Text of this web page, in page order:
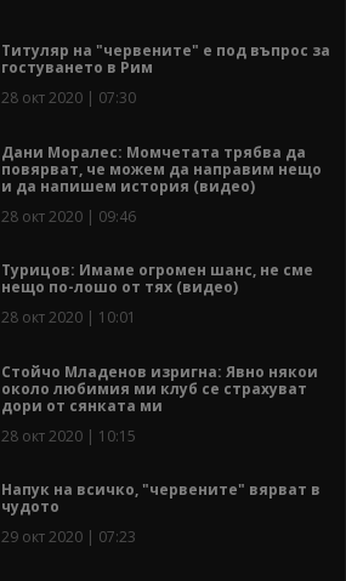
Титуляр на "червените" е под въпрос за
гостуването в Рим
28 окт 2020 | 07:30
Дани Моралес: Момчетата трябва да
повярват, че можем да направим нещо
и да напишем история (видео)
28 окт 2020 | 09:46
Турицов: Имаме огромен шанс, не сме
нещо по-лошо от тях (видео)
28 окт 2020 | 10:01
Стойчо Младенов изригна: Явно някои
около любимия ми клуб се страхуват
дори от сянката ми
28 окт 2020 | 10:15
Напук на всичко, "червените" вярват в
чудото
29 окт 2020 | 07:23